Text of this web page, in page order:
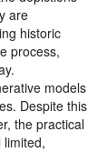
are
historic
process,
models
Despite this
the practical
limited,